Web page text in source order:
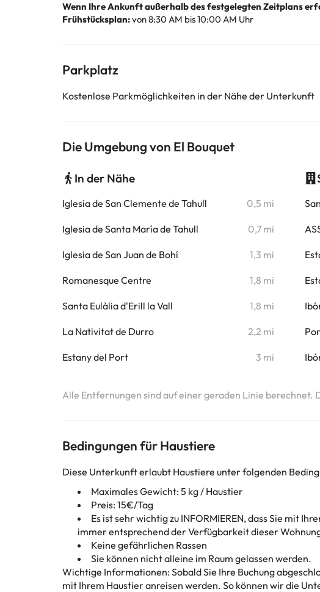
Wenn Ihre Ankunft außerhalb des festgelegten Zeitplans
Frühstücksplan:von 8:30 AM bis 10:00 AM Uhr
Parkplatz
Kostenlose Parkmöglichkeiten in der Nähe der Unterkunft
Die Umgebung von El Bouquet
In der Nähe
Iglesia de San Clemente de Tahull 0,5 mi
Iglesia de Santa María de Tahull 0,7 mi
Iglesia de San Juan de Bohí 1,3 mi
Romanesque Centre 1,8 mi
Santa Eulàlia d'Erill la Vall 1,8 mi
La Nativitat de Durro 2,2 mi
Estany del Port 3 mi
Alle Entfernungen sind auf einer geraden Linie
Bedingungen für Haustiere
Diese Unterkunft erlaubt Haustiere unter folgenden
Maximales Gewicht: 5 kg / Haustier
Preis: 15€/Tag
Es ist sehr wichtig zu INFORMIEREN, dass Sie mit
immer entsprechend der Verfügbarkeit dieser
Keine gefährlichen Rassen
Sie können nicht alleine im Raum gelassen werden.
Wichtige Informationen: Sobald Sie Ihre Buchung
mit Ihrem Haustier anreisen werden. So können wir die